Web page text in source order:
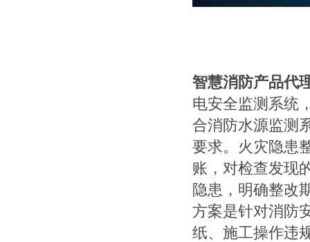
智慧消防产品代
电安全监测系统
合消防水源监测
要求。火灾隐患
账，对检查发现
隐患，明确整改
方案是针对消防
纸、施工操作违